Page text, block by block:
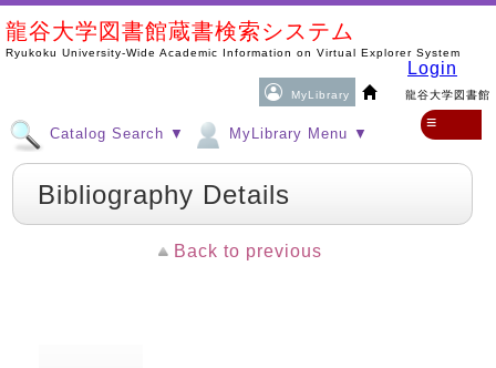
龍谷大学図書館蔵書検索システム
Ryukoku University-Wide Academic Information on Virtual Explorer System
MyLibrary 龍谷大学図書館
Login
Catalog Search ▼ MyLibrary Menu ▼
≡
Bibliography Details
Back to previous